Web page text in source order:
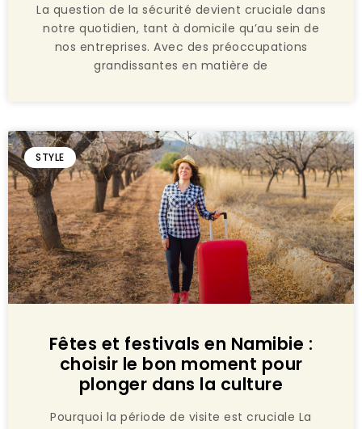
La question de la sécurité devient cruciale dans
notre quotidien, tant à domicile qu’au sein de
nos entreprises. Avec des préoccupations
grandissantes en matière de
STYLE
Fêtes et festivals en Namibie :
choisir le bon moment pour
plonger dans la culture
Pourquoi la période de visite est cruciale La